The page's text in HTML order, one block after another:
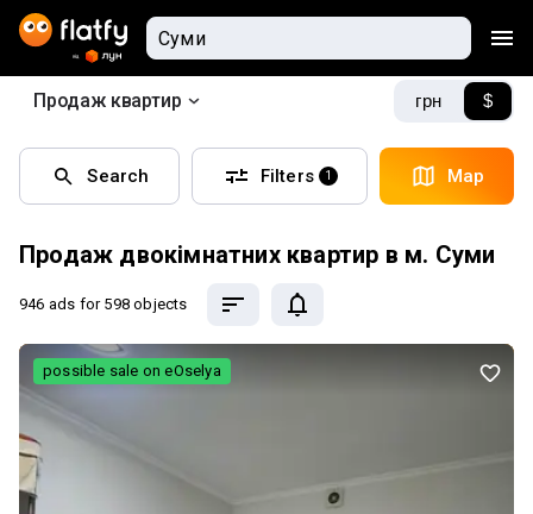
Продаж квартир грн $
Search Filters 1 Map
Продаж двокімнатних квартир в м. Суми
946 ads for 598 objects
possible sale on eOselya